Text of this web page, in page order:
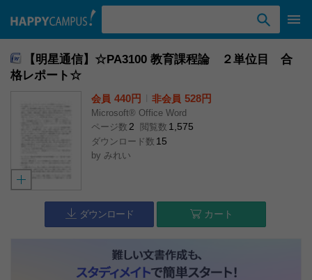
【明星通信】☆PA3100 教育課程論 ２単位目 合
格レポート☆
会員 440円 非会員 528円
Microsoft® Office Word
ページ数 2 閲覧数 1,575
ダウンロード数 15
by みれい
ダウンロード カート